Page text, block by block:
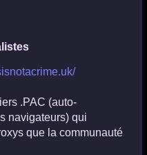
.PAC (auto-
navigateurs) qui
que la communauté